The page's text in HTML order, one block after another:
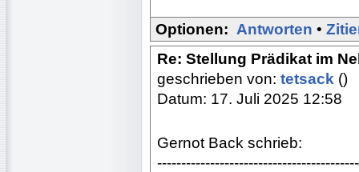
Optionen: Antworten •
Re: Stellung Prädikat im
geschrieben von: tetsack ()
Datum: 17. Juli 2025 12:58
Gernot Back schrieb: